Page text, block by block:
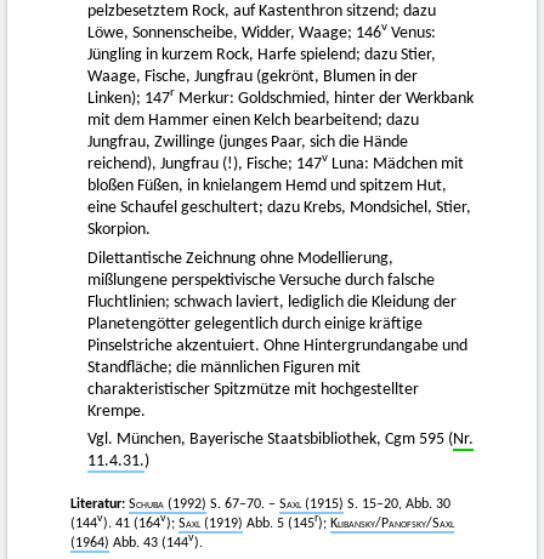
pelzbesetztem Rock, auf Kastenthron sitzend; dazu
Löwe, Sonnenscheibe, Widder, Waage; 146v Venus:
Jüngling in kurzem Rock, Harfe spielend; dazu Stier,
Waage, Fische, Jungfrau (gekrönt, Blumen in der
Linken); 147r Merkur: Goldschmied, hinter der Werkbank
mit dem Hammer einen Kelch bearbeitend; dazu
Jungfrau, Zwillinge (junges Paar, sich die Hände
reichend), Jungfrau (!), Fische; 147v Luna: Mädchen mit
bloßen Füßen, in knielangem Hemd und spitzem Hut,
eine Schaufel geschultert; dazu Krebs, Mondsichel, Stier,
Skorpion.
Dilettantische Zeichnung ohne Modellierung,
mißlungene perspektivische Versuche durch falsche
Fluchtlinien; schwach laviert, lediglich die Kleidung der
Planetengötter gelegentlich durch einige kräftige
Pinselstriche akzentuiert. Ohne Hintergrundangabe und
Standfläche; die männlichen Figuren mit
charakteristischer Spitzmütze mit hochgestellter
Krempe.
Vgl. München, Bayerische Staatsbibliothek, Cgm 595 (Nr.
11.4.31.)
Literatur: Schuba (1992) S. 67–70. – Saxl(1915) S. 15–20, Abb. 30
(144v). 41 (164v); Saxl(1919) Abb. 5 (145r); Klibansky/ Panofsky/Saxl
(1964) Abb. 43 (144v).